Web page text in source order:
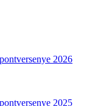
2026
2025